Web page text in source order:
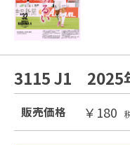
3115 J1 2025
販売価格 ￥180